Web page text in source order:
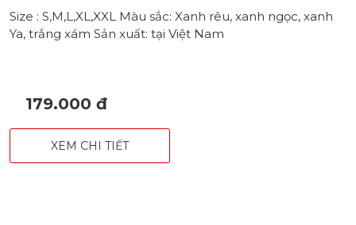
Size : S,M,L,XL,XXL Màu sắc: Xanh rêu, xanh ngọc, xanh
Ya, trắng xám Sản xuất: tại Việt Nam
179.000 đ
XEM CHI TIẾT